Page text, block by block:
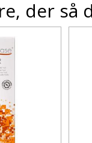
der så